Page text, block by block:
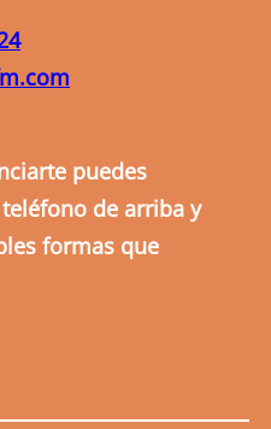
puedes
de arriba y
formas que